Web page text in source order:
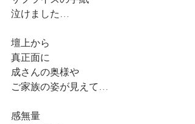
泣けました…
壇上から
真正面に
成さんの奥様や
ご家族の姿が見えて…
感無量